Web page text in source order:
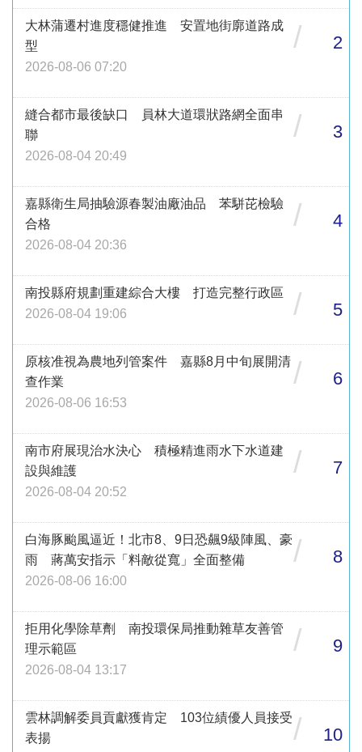
大林蒲遷村進度穩健推進 安置地街廓道路成
型
2026-08-06 07:20
/ 2
縫合都市最後缺口 員林大道環狀路網全面串
聯
2026-08-04 20:49
/ 3
嘉縣衛生局抽驗源春製油廠油品 苯駢芘檢驗
合格
2026-08-04 20:36
/ 4
南投縣府規劃重建綜合大樓 打造完整行政區
2026-08-04 19:06
/ 5
原核准視為農地列管案件 嘉縣8月中旬展開清
查作業
2026-08-06 16:53
/ 6
南市府展現治水決心 積極精進雨水下水道建
設與維護
2026-08-04 20:52
/ 7
白海豚颱風逼近！北市8、9日恐飆9級陣風、豪
雨 蔣萬安指示「料敵從寬」全面整備
2026-08-06 16:00
/ 8
拒用化學除草劑 南投環保局推動雜草友善管
理示範區
2026-08-04 13:17
/ 9
雲林調解委員貢獻獲肯定 103位績優人員接受
表揚
/ 10